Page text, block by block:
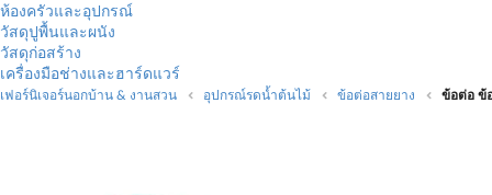
ห้องครัวและอุปกรณ์
วัสดุปูพื้นและผนัง
วัสดุก่อสร้าง
เครื่องมือช่างและฮาร์ดแวร์
เฟอร์นิเจอร์นอกบ้าน & งานสวน อุปกรณ์รดน้ำต้นไม้ ข้อต่อสายยาง ข้อต่อ ข้